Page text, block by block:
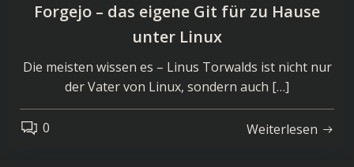
Forgejo – das eigene Git für zu Hause
unter Linux
Die meisten wissen es – Linus Torwalds ist nicht nur
der Vater von Linux, sondern auch […]
0 Weiterlesen